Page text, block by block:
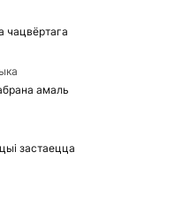
чацвёртага
амаль
застаецца